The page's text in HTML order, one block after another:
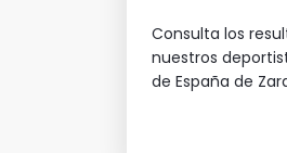
Consulta los
nuestros
de España de